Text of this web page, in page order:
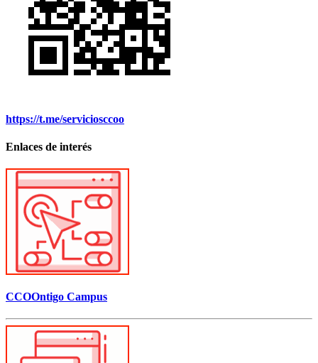
https://t.me/serviciosccoo
Enlaces de interés
CCOOntigo Campus